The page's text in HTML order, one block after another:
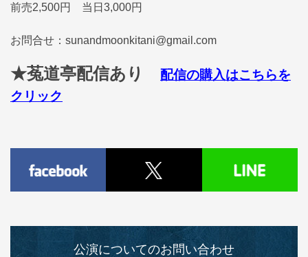
前売2,500円 当日3,000円
お問合せ：sunandmoonkitani@gmail.com
★菟道亭配信あり
配信の購入はこちらを
クリック
公演についてのお問い合わせ